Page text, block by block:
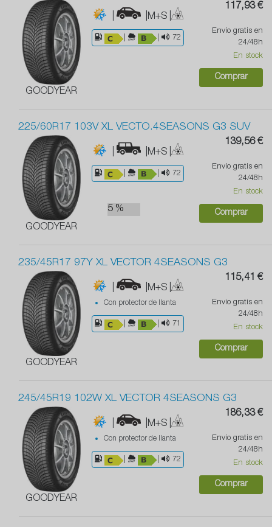
GOODYEAR
| |M+S |
72
117,93 €
Envío gratis en
24/48h
En stock
Comprar
225/60R17 103V XL VECTO.4SEASONS G3 SUV
GOODYEAR
| |M+S |
72
5 %
139,56 €
Envío gratis en
24/48h
En stock
Comprar
235/45R17 97Y XL VECTOR 4SEASONS G3
GOODYEAR
| |M+S |
Con protector de llanta
71
115,41 €
Envío gratis en
24/48h
En stock
Comprar
245/45R19 102W XL VECTOR 4SEASONS G3
GOODYEAR
| |M+S |
Con protector de llanta
72
186,33 €
Envío gratis en
24/48h
En stock
Comprar